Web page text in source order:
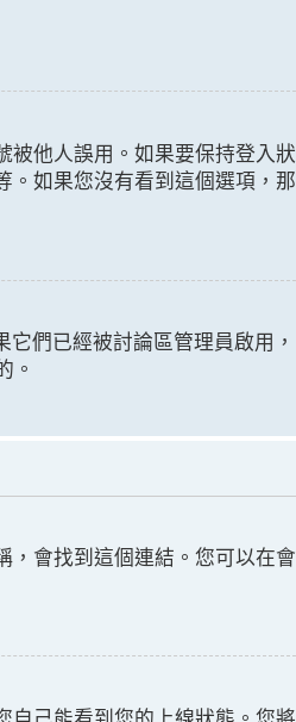
被他人誤用。如果要保持登入狀
。如果您沒有看到這個選項，那
們已經被討論區管理員啟用，
。
，會找到這個連結。您可以在會